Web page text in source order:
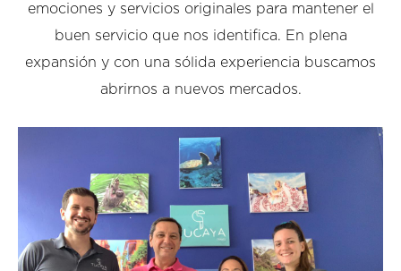
emociones y servicios originales para mantener el
buen servicio que nos identifica. En plena
expansión y con una sólida experiencia buscamos
abrirnos a nuevos mercados.